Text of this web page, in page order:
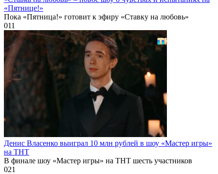
«Пятнице!»
Пока «Пятница!» готовит к эфиру «Ставку на любовь»
011
Денис Власенко выиграл 10 млн рублей в шоу «Мастер игры»
на ТНТ
В финале шоу «Мастер игры» на ТНТ шесть участников
021